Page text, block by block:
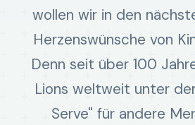
wollen wir in den
Herzenswünsche von
Denn seit über 100
Lions weltweit unter
Serve" für andere